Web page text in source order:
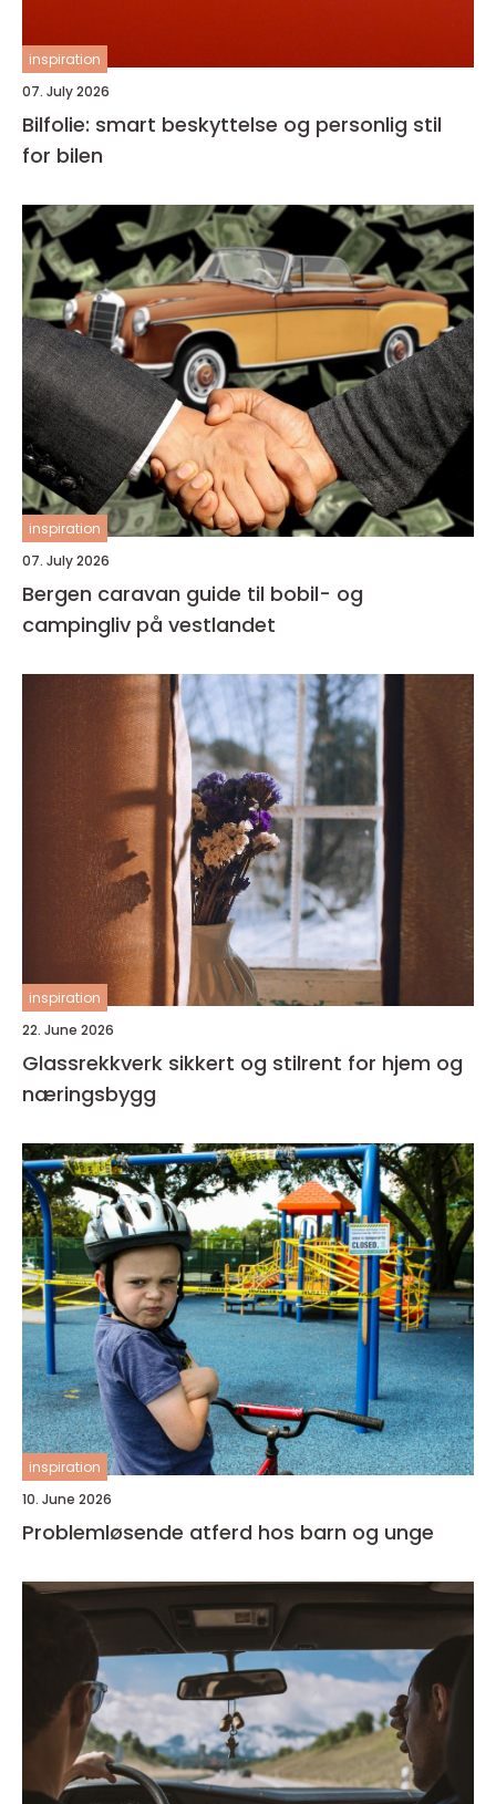
inspiration
07. July 2026
Bilfolie: smart beskyttelse og personlig stil
for bilen
inspiration
07. July 2026
Bergen caravan guide til bobil- og
campingliv på vestlandet
inspiration
22. June 2026
Glassrekkverk sikkert og stilrent for hjem og
næringsbygg
inspiration
10. June 2026
Problemløsende atferd hos barn og unge